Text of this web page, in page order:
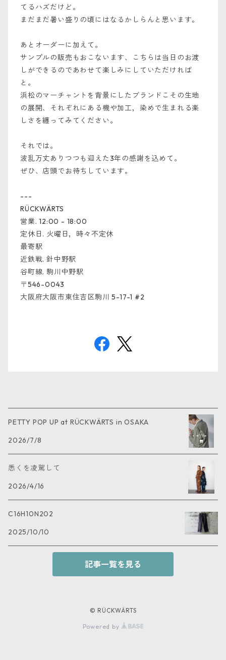
てるハズだけど。
まだまだ暑い盛りの頃にはなるかしらんと思います。
あとオーダーに加えて。
サンプルの販売もおこないます、こちらは当日のお渡
しができるのであわせて楽しみにしていただければ
と。
浜松のマーチャントを背景にしたブランドこその生地
の展開、それぞれにある機や加工，染めで生まれる楽
しさを纏ってみてください。
それでは。
波乱万丈ありつつも迎えた3年の感謝を込めて。
ぜひ、店頭でお待ちしています。
---
RÜCKWÄRTS
営業. 12:00 - 18:00
定休日. 火曜日，時々不定休
最寄駅
近鉄戦. 針中野駅
谷町線. 駒川中野駅
〒546-0043
大阪府大阪市東住吉区駒川 5-17-1 #2
PETTY POP UP at RÜCKWÄRTS in OSAKA
2026/7/8
悉くを凌駕して
2026/4/16
C16H10N202
2025/10/10
記事一覧を見る
© RÜCKWÄRTS
Powered by